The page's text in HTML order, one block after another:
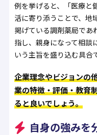
例を挙げると、「医療と
活に寄り添うことで、地
掲げている調剤薬局であ
指し、親身になって相談
いう主旨を盛り込む具合
企業理念やビジョンの
業の特徴・評価・教育
ると良いでしょう。
自身の強みを